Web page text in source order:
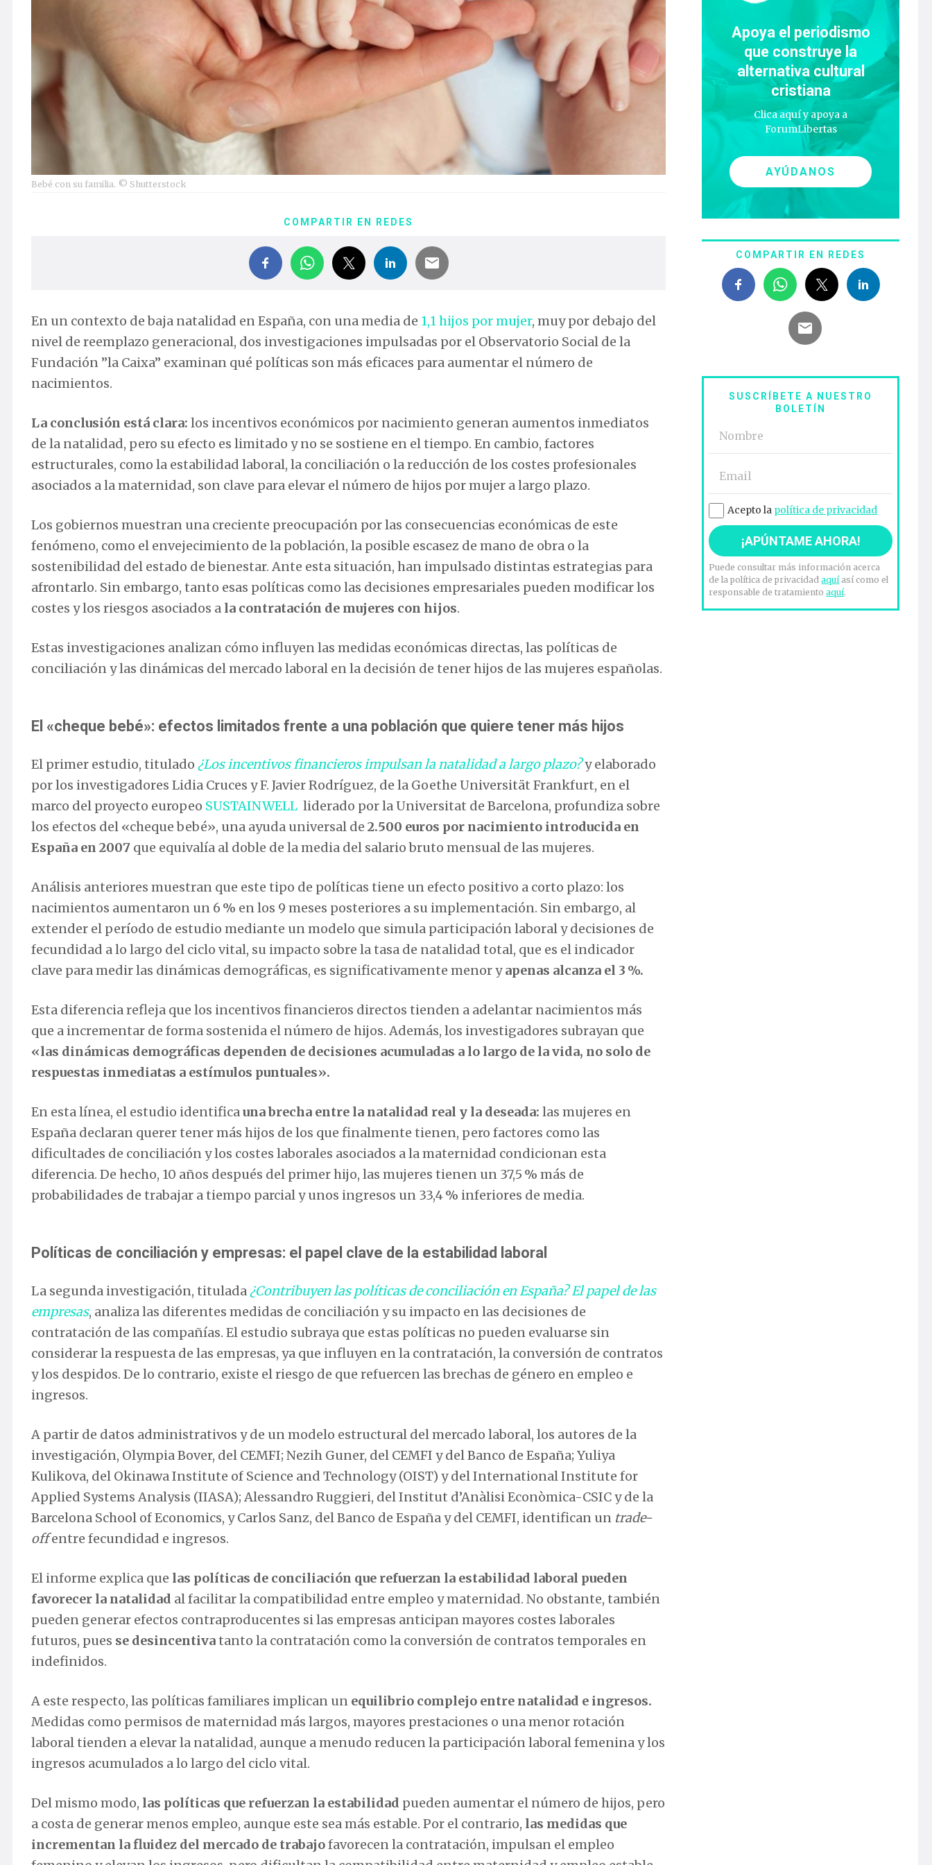
Bebé con su familia. © Shutterstock
COMPARTIR EN REDES
En un contexto de baja natalidad en España, con una media de 1,1 hijos por mujer, muy por debajo del
nivel de reemplazo generacional, dos investigaciones impulsadas por el Observatorio Social de la
Fundación ”la Caixa” examinan qué políticas son más eficaces para aumentar el número de
nacimientos.
La conclusión está clara: los incentivos económicos por nacimiento generan aumentos inmediatos
de la natalidad, pero su efecto es limitado y no se sostiene en el tiempo. En cambio, factores
estructurales, como la estabilidad laboral, la conciliación o la reducción de los costes profesionales
asociados a la maternidad, son clave para elevar el número de hijos por mujer a largo plazo.
Los gobiernos muestran una creciente preocupación por las consecuencias económicas de este
fenómeno, como el envejecimiento de la población, la posible escasez de mano de obra o la
sostenibilidad del estado de bienestar. Ante esta situación, han impulsado distintas estrategias para
afrontarlo. Sin embargo, tanto esas políticas como las decisiones empresariales pueden modificar los
costes y los riesgos asociados a la contratación de mujeres con hijos.
Estas investigaciones analizan cómo influyen las medidas económicas directas, las políticas de
conciliación y las dinámicas del mercado laboral en la decisión de tener hijos de las mujeres españolas.
El «cheque bebé»: efectos limitados frente a una población que quiere tener más hijos
El primer estudio, titulado ¿Los incentivos financieros impulsan la natalidad a largo plazo?y elaborado
por los investigadores Lidia Cruces y F. Javier Rodríguez, de la Goethe Universität Frankfurt, en el
marco del proyecto europeo SUSTAINWELL liderado por la Universitat de Barcelona, profundiza sobre
los efectos del «cheque bebé», una ayuda universal de 2.500 euros por nacimiento introducida en
España en 2007 que equivalía al doble de la media del salario bruto mensual de las mujeres.
Análisis anteriores muestran que este tipo de políticas tiene un efecto positivo a corto plazo: los
nacimientos aumentaron un 6 % en los 9 meses posteriores a su implementación. Sin embargo, al
extender el período de estudio mediante un modelo que simula participación laboral y decisiones de
fecundidad a lo largo del ciclo vital, su impacto sobre la tasa de natalidad total, que es el indicador
clave para medir las dinámicas demográficas, es significativamente menor yapenas alcanza el 3 %.
Esta diferencia refleja que los incentivos financieros directos tienden a adelantar nacimientos más
que a incrementar de forma sostenida el número de hijos. Además, los investigadores subrayan que
«las dinámicas demográficas dependen de decisiones acumuladas a lo largo de la vida, no solo de
respuestas inmediatas a estímulos puntuales».
En esta línea, el estudio identificauna brecha entre la natalidad real y la deseada: las mujeres en
España declaran querer tener más hijos de los que finalmente tienen, pero factores como las
dificultades de conciliación y los costes laborales asociados a la maternidad condicionan esta
diferencia. De hecho, 10 años después del primer hijo, las mujeres tienen un 37,5 % más de
probabilidades de trabajar a tiempo parcial y unos ingresos un 33,4 % inferiores de media.
Políticas de conciliación y empresas: el papel clave de la estabilidad laboral
La segunda investigación, titulada¿Contribuyen las políticas de conciliación en España? El papel de las
empresas, analiza las diferentes medidas de conciliación y su impacto en las decisiones de
contratación de las compañías. El estudio subraya que estas políticas no pueden evaluarse sin
considerar la respuesta de las empresas, ya que influyen en la contratación, la conversión de contratos
y los despidos. De lo contrario, existe el riesgo de que refuercen las brechas de género en empleo e
ingresos.
A partir de datos administrativos y de un modelo estructural del mercado laboral, los autores de la
investigación, Olympia Bover, del CEMFI; Nezih Guner, del CEMFI y del Banco de España; Yuliya
Kulikova, del Okinawa Institute of Science and Technology (OIST) y del International Institute for
Applied Systems Analysis (IIASA); Alessandro Ruggieri, del Institut d’Anàlisi Econòmica-CSIC y de la
Barcelona School of Economics, y Carlos Sanz, del Banco de España y del CEMFI, identifican un trade-
offentre fecundidad e ingresos.
El informe explica que las políticas de conciliación que refuerzan la estabilidad laboral pueden
favorecer la natalidad al facilitar la compatibilidad entre empleo y maternidad. No obstante, también
pueden generar efectos contraproducentes si las empresas anticipan mayores costes laborales
futuros, pues se desincentivatanto la contratación como la conversión de contratos temporales en
indefinidos.
A este respecto, las políticas familiares implican un equilibrio complejo entre natalidad e ingresos.
Medidas como permisos de maternidad más largos, mayores prestaciones o una menor rotación
laboral tienden a elevar la natalidad, aunque a menudo reducen la participación laboral femenina y los
ingresos acumulados a lo largo del ciclo vital.
Del mismo modo, las políticas que refuerzan la estabilidad pueden aumentar el número de hijos, pero
a costa de generar menos empleo, aunque este sea más estable. Por el contrario, las medidas que
incrementan la fluidez del mercado de trabajofavorecen la contratación, impulsan el empleo
Apoya el periodismo
que construye la
alternativa cultural
cristiana
Clica aquí y apoya a
ForumLibertas
AYÚDANOS
COMPARTIR EN REDES
SUSCRÍBETE A NUESTRO
BOLETÍN
Acepto la política de privacidad
Puede consultar más información acerca
de la política de privacidadaquíasí como el
responsable de tratamientoaquí.